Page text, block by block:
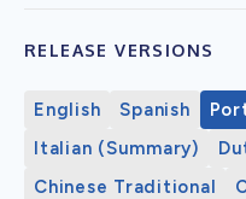
RELEASE VERSIONS
English Spanish
Italian (Summary)
Chinese Traditional